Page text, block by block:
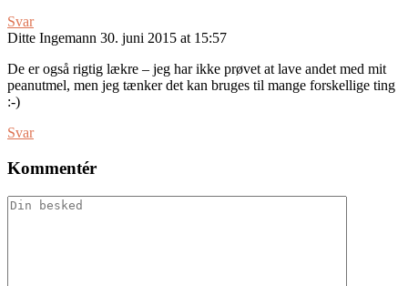
Svar
Ditte Ingemann 30. juni 2015 at 15:57
De er også rigtig lækre – jeg har ikke prøvet at lave andet med mit
peanutmel, men jeg tænker det kan bruges til mange forskellige ting
:-)
Svar
Kommentér